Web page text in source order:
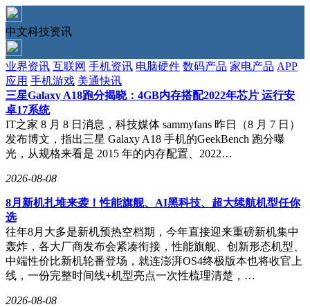
中文科技资讯
业界资讯 互联网 手机资讯 电脑硬件 数码产品 家电产品 APP
应用 手机游戏 美通快讯
三星Galaxy A18跑分揭晓：4GB内存搭配2022年芯片 运行安
卓17系统
IT之家 8 月 8 日消息，科技媒体 sammyfans 昨日（8 月 7 日）
发布博文，指出三星 Galaxy A18 手机的GeekBench 跑分曝
光，从规格来看是 2015 年的内存配置、2022…
2026-08-08
8月新机扎堆来袭！性能旗舰、AI黑科技、超大续航机型任你
选
往年8月大多是新机预热空档期，今年直接迎来重磅新机集中
轰炸，各大厂商发布会紧凑衔接，性能旗舰、创新形态机型、
中端性价比新机轮番登场，就连澎湃OS4终极版本也将收官上
线，一份完整时间线+机型亮点一次性梳理清楚，…
2026-08-08